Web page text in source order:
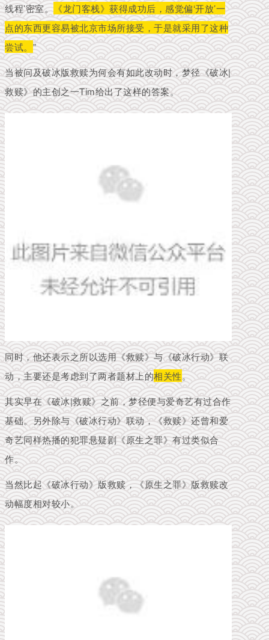
线程’密室。 《龙门客栈》获得成功后，感觉偏‘开放’一
点的东西更容易被北京市场所接受，于是就采用了这种
尝试。 ”
当被问及破冰版救赎为何会有如此改动时，梦径《破冰|
救赎》的主创之一Tim给出了这样的答案。
同时，他还表示之所以选用《救赎》与《破冰行动》联
动，主要还是考虑到了两者题材上的相关性。
其实早在《破冰|救赎》之前，梦径便与爱奇艺有过合作
基础。另外除与《破冰行动》联动，《救赎》还曾和爱
奇艺同样热播的犯罪悬疑剧《原生之罪》有过类似合
作。
当然比起《破冰行动》版救赎，《原生之罪》版救赎改
动幅度相对较小。